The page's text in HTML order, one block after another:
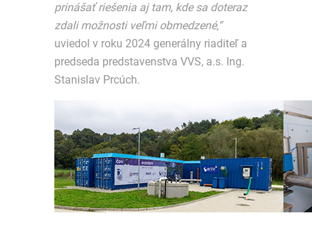
prinášať riešenia aj tam, kde sa doteraz
zdali možnosti veľmi obmedzené,“
uviedol v roku 2024 generálny riaditeľ a
predseda predstavenstva VVS, a.s. Ing.
Stanislav Prcúch.